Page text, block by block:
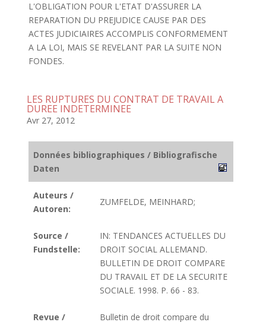
L'OBLIGATION POUR L'ETAT D'ASSURER LA
REPARATION DU PREJUDICE CAUSE PAR DES
ACTES JUDICIAIRES ACCOMPLIS CONFORMEMENT
A LA LOI, MAIS SE REVELANT PAR LA SUITE NON
FONDES.
LES RUPTURES DU CONTRAT DE TRAVAIL A
DUREE INDETERMINEE
Avr 27, 2012
Données bibliographiques / Bibliografische
Daten
Auteurs /
Autoren:
ZUMFELDE, MEINHARD;
Source /
Fundstelle:
IN: TENDANCES ACTUELLES DU
DROIT SOCIAL ALLEMAND.
BULLETIN DE DROIT COMPARE
DU TRAVAIL ET DE LA SECURITE
SOCIALE. 1998. P. 66 - 83.
Revue / Bulletin de droit compare du